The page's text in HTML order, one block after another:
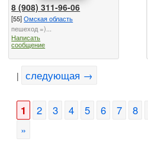
8 (908) 311-96-06
[55]Омская область
пешеход =)...
Написать
сообщение
| следующая →
1 2 3 4 5 6 7 8
»